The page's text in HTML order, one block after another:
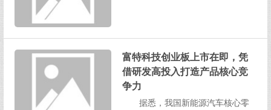
临停。 “今天，小方制药正式...
富特科技创业板上市在即，凭
借研发高投入打造产品核心竞
争力
据悉，我国新能源汽车核心零